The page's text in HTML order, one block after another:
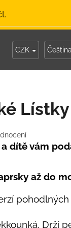
Moje
CZK Čeština
Lístky
dítě vám
až do
Drží